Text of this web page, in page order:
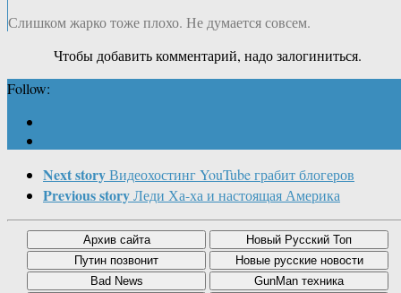
Слишком жарко тоже плохо. Не думается совсем.
Чтобы добавить комментарий, надо залогиниться.
Follow:
Next storyВидеохостинг YouTube грабит блогеров
Previous storyЛеди Ха-ха и настоящая Америка